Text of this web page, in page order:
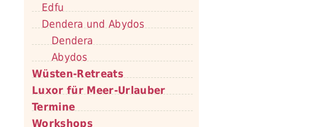
Edfu
Dendera und Abydos
Dendera
Abydos
Wüsten-Retreats
Luxor für Meer-Urlauber
Termine
Workshops